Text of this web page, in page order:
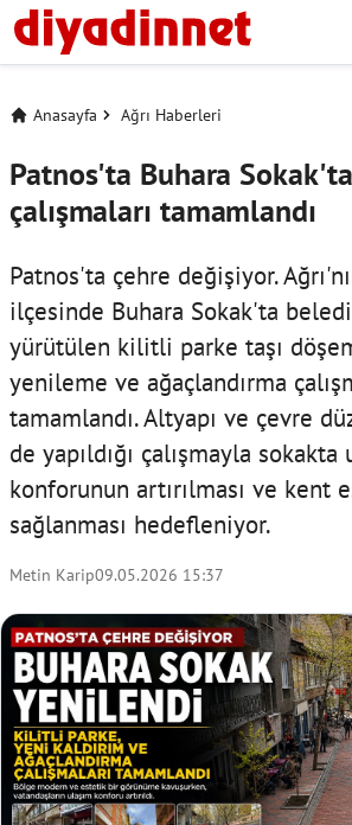
Anasayfa Ağrı Haberleri
Patnos'ta Buhara
çalışmaları tamamlandı
Patnos'ta çehre değişiyor.
ilçesinde Buhara Sokak'ta
yürütülen kilitli parke taşı
yenileme ve ağaçlandırma
tamamlandı. Altyapı ve çevre
de yapıldığı çalışmayla sokakta
konforunun artırılması ve kent
sağlanması hedefleniyor.
Metin Karip09.05.2026 15:37